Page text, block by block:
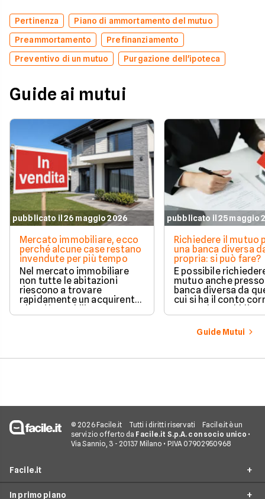
Pertinenza
Piano di ammortamento del mutuo
Preammortamento
Prefinanziamento
Preventivo di un mutuo
Purgazione dell'ipoteca
Guide ai mutui
pubblicato il 26 maggio 2026
Mercato immobiliare, ecco
perché alcune case restano
invendute per più tempo
Nel mercato immobiliare
non tutte le abitazioni
riescono a trovare
rapidamente un acquirente.
Alcuni immobili vengono
venduti in poche settimane,
pubblicato il 25 maggio
Richiedere il mutuo
una banca diversa
propria: si può fare?
È possibile
mutuo anche
banca diversa da
cui si ha il conto
senza alcun obbligo
trasferire il proprio
rapporto bancario.
valutazione della
e la gestione
Guide Mutui
© 2026 Facile.it Tutti i diritti riservati
Facile.it è un
servizio offerto da Facile.it S.p.A. con socio unico •
Via Sannio, 3 - 20137 Milano • P.IVA 07902950968
Facile.it
In primo piano